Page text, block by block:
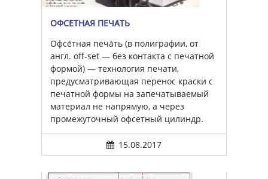
ОФСЕ́ТНАЯ ПЕЧА́ТЬ
Офсе́тная печа́ть (в полиграфии, от
англ. off-set — без контакта с печатной
формой) — технология печати,
предусматривающая перенос краски с
печатной формы на запечатываемый
материал не напрямую, а через
промежуточный офсетный цилиндр.
15.08.2017